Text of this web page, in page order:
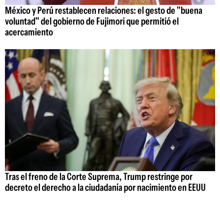
México y Perú restablecen relaciones: el gesto de "buena
voluntad" del gobierno de Fujimori que permitió el
acercamiento
Tras el freno de la Corte Suprema, Trump restringe por
decreto el derecho a la ciudadanía por nacimiento en EEUU